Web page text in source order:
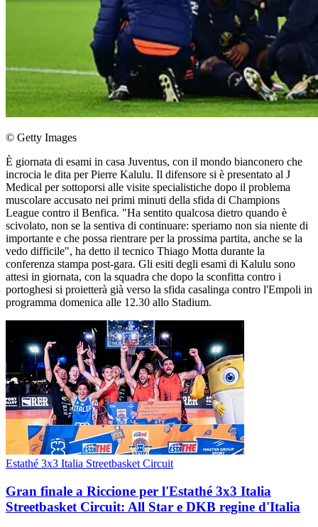
© Getty Images
È giornata di esami in casa Juventus, con il mondo bianconero che
incrocia le dita per Pierre Kalulu. Il difensore si è presentato al J
Medical per sottoporsi alle visite specialistiche dopo il problema
muscolare accusato nei primi minuti della sfida di Champions
League contro il Benfica. "Ha sentito qualcosa dietro quando è
scivolato, non se la sentiva di continuare: speriamo non sia niente di
importante e che possa rientrare per la prossima partita, anche se la
vedo difficile", ha detto il tecnico Thiago Motta durante la
conferenza stampa post-gara. Gli esiti degli esami di Kalulu sono
attesi in giornata, con la squadra che dopo la sconfitta contro i
portoghesi si proietterà già verso la sfida casalinga contro l'Empoli in
programma domenica alle 12.30 allo Stadium.
Estathé 3x3 Italia Streetbasket Circuit
Gran finale a Riccione per l'Estathé 3x3 Italia
Streetbasket Circuit: All Star e DKB regine d'Italia